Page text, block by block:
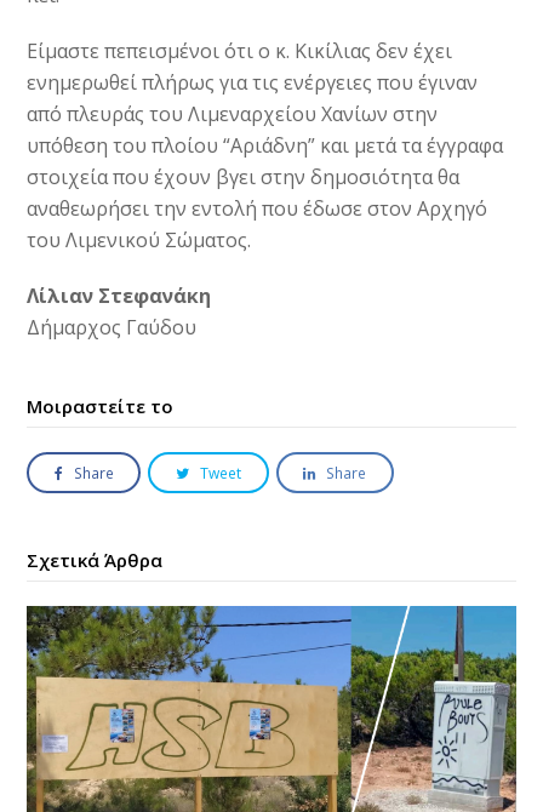
Είμαστε πεπεισμένοι ότι ο κ. Κικίλιας δεν έχει
ενημερωθεί πλήρως για τις ενέργειες που έγιναν
από πλευράς του Λιμεναρχείου Χανίων στην
υπόθεση του πλοίου “Αριάδνη” και μετά τα έγγραφα
στοιχεία που έχουν βγει στην δημοσιότητα θα
αναθεωρήσει την εντολή που έδωσε στον Αρχηγό
του Λιμενικού Σώματος.
Λίλιαν Στεφανάκη
Δήμαρχος Γαύδου
Μοιραστείτε το
Share Tweet Share
Σχετικά Άρθρα